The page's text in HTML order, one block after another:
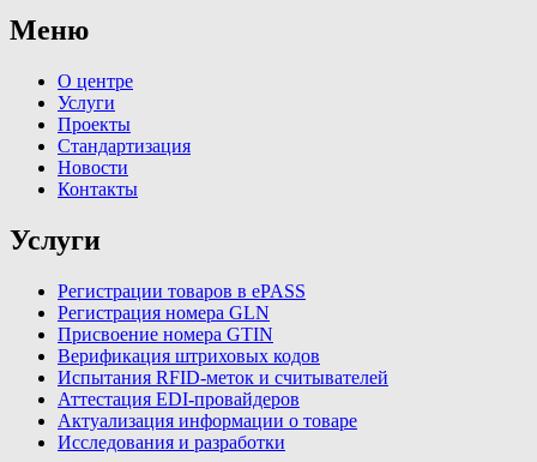
Меню
О центре
Услуги
Проекты
Стандартизация
Новости
Контакты
Услуги
Регистрации товаров в ePASS
Регистрация номера GLN
Присвоение номера GTIN
Верификация штриховых кодов
Испытания RFID-меток и считывателей
Аттестация EDI-провайдеров
Актуализация информации о товаре
Исследования и разработки